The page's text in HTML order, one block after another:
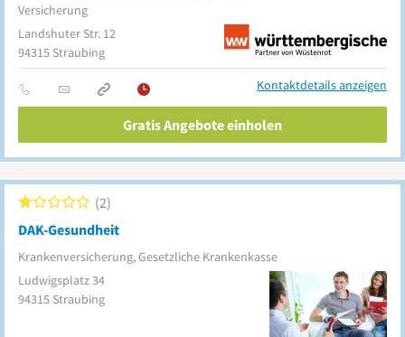
Versicherung
Landshuter Str. 12
94315 Straubing
Kontaktdetails anzeigen
Gratis Angebote einholen
DAK-Gesundheit
Krankenversicherung, Gesetzliche Krankenkasse
2
Ludwigsplatz 34
94315 Straubing